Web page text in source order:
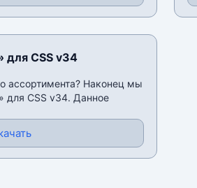
CSS v34
ассортимента? Наконец мы
для CSS v34. Данное